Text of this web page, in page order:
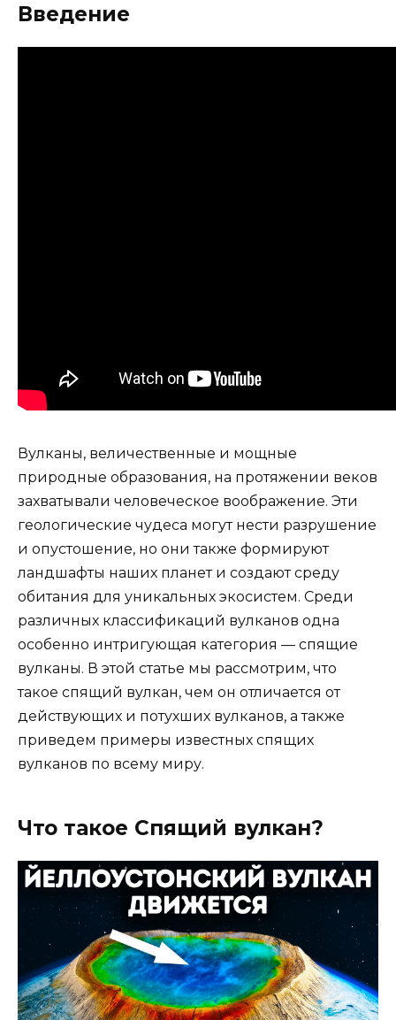
Введение
Вулканы, величественные и мощные
природные образования, на протяжении веков
захватывали человеческое воображение. Эти
геологические чудеса могут нести разрушение
и опустошение, но они также формируют
ландшафты наших планет и создают среду
обитания для уникальных экосистем. Среди
различных классификаций вулканов одна
особенно интригующая категория — спящие
вулканы. В этой статье мы рассмотрим, что
такое спящий вулкан, чем он отличается от
действующих и потухших вулканов, а также
приведем примеры известных спящих
вулканов по всему миру.
Что такое Спящий вулкан?